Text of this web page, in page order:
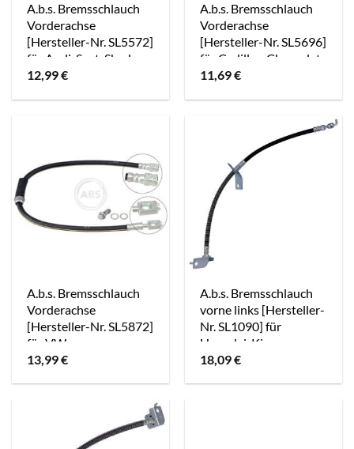
A.b.s. Bremsschlauch
Vorderachse
[Hersteller-Nr. SL5572]
für Audi, Seat, Skoda,
VW
12,99€
A.b.s. Bremsschlauch
Vorderachse
[Hersteller-Nr. SL5696]
für Cadillac, Chevrolet,
Opel, Saab, Vauxhall
11,69€
A.b.s. Bremsschlauch
Vorderachse
[Hersteller-Nr. SL5872]
für VW
13,99€
A.b.s. Bremsschlauch
vorne links [Hersteller-
Nr. SL1090] für
Hyundai, Kia
18,09€